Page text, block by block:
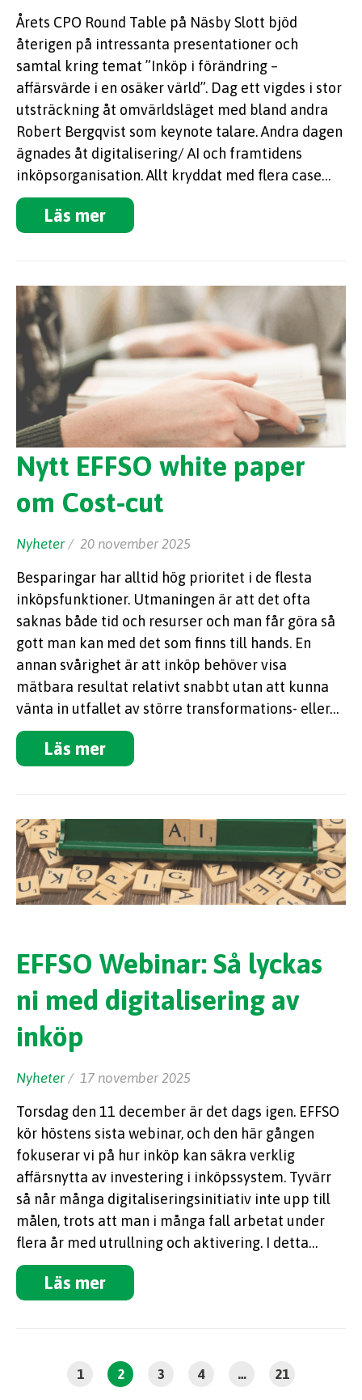
Årets CPO Round Table på Näsby Slott bjöd
återigen på intressanta presentationer och
samtal kring temat ”Inköp i förändring –
affärsvärde i en osäker värld”. Dag ett vigdes i stor
utsträckning åt omvärldsläget med bland andra
Robert Bergqvist som keynote talare. Andra dagen
ägnades åt digitalisering/ AI och framtidens
inköpsorganisation. Allt kryddat med flera case…
Läs mer
Nytt EFFSO white paper
om Cost-cut
Nyheter / 20 november 2025
Besparingar har alltid hög prioritet i de flesta
inköpsfunktioner. Utmaningen är att det ofta
saknas både tid och resurser och man får göra så
gott man kan med det som finns till hands. En
annan svårighet är att inköp behöver visa
mätbara resultat relativt snabbt utan att kunna
vänta in utfallet av större transformations- eller…
Läs mer
EFFSO Webinar: Så lyckas
ni med digitalisering av
inköp
Nyheter / 17 november 2025
Torsdag den 11 december är det dags igen. EFFSO
kör höstens sista webinar, och den här gången
fokuserar vi på hur inköp kan säkra verklig
affärsnytta av investering i inköpssystem. Tyvärr
så når många digitaliseringsinitiativ inte upp till
målen, trots att man i många fall arbetat under
flera år med utrullning och aktivering. I detta…
Läs mer
1 2 3 4 … 21